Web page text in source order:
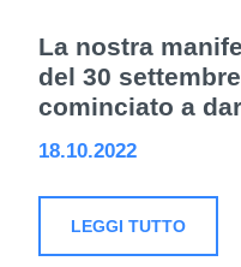
La nostra
del 30
cominciato a
18.10.2022
LEGGI TUTTO